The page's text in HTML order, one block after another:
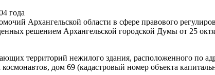
года
Архангельской области в сфере правового
решением Архангельской городской Думы от 25
территорий нежилого здания, расположенного по
дом 69 (кадастровый номер объекта